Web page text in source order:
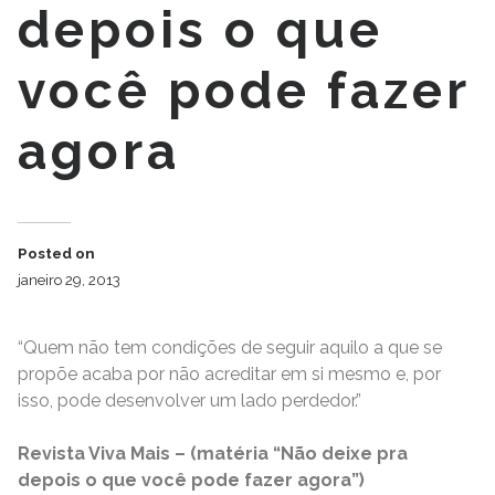
depois o que
você pode fazer
agora
Posted on
janeiro 29, 2013
“Quem não tem condições de seguir aquilo a que se
propõe acaba por não acreditar em si mesmo e, por
isso, pode desenvolver um lado perdedor.”
Revista Viva Mais – (matéria “Não deixe pra
depois o que você pode fazer agora”)